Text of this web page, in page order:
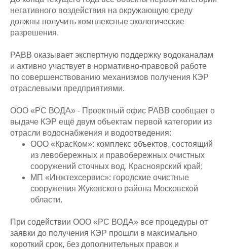
негативного воздействия на окружающую среду
должны получить комплексные экологические
разрешения.
РАВВ оказывает экспертную поддержку водоканалам
и активно участвует в нормативно-правовой работе
по совершенствованию механизмов получения КЭР
отраслевыми предприятиями.
ООО «РС ВОДА» - Проектный офис РАВВ сообщает о
выдаче КЭР ещё двум объектам первой категории из
отрасли водоснабжения и водоотведения:
ООО «КрасКом»: комплекс объектов, состоящий
из левобережных и правобережных очистных
сооружений сточных вод. Красноярский край;
МП «Инжтехсервис»: городские очистные
сооружения Жуковского района Московской
области.
При содействии ООО «РС ВОДА» все процедуры от
заявки до получения КЭР прошли в максимально
короткий срок, без дополнительных правок и